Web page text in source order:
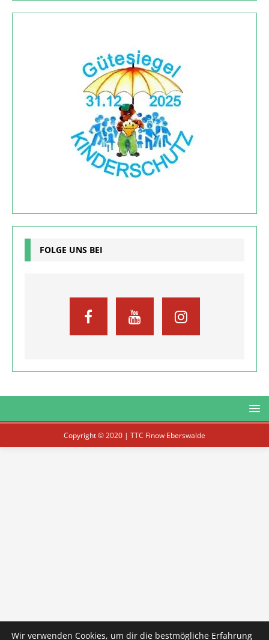
FOLGE UNS BEI
Copyright © 2020 | TTC Finow Eberswalde
Wir verwenden Cookies, um dir die bestmögliche Erfahrung